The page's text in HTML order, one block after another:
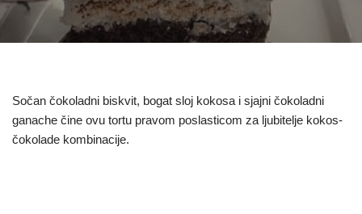
Sočan čokoladni biskvit, bogat sloj kokosa i sjajni čokoladni
ganache čine ovu tortu pravom poslasticom za ljubitelje kokos-
čokolade kombinacije.